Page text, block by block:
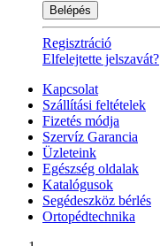
Belépés
Regisztráció
Elfelejtette jelszavát?
Kapcsolat
Szállítási feltételek
Fizetés módja
Szervíz Garancia
Üzleteink
Egészség oldalak
Katalógusok
Segédeszköz bérlés
Ortopédtechnika